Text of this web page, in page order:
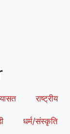
राष्ट्रीय
धर्म/संस्कृति